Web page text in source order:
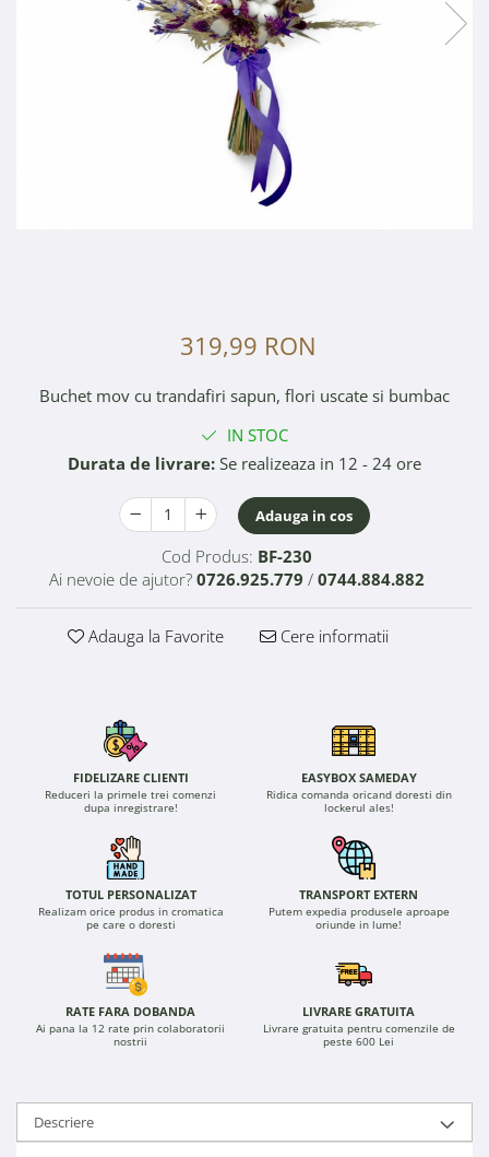
319,99 RON
Buchet mov cu trandafiri sapun, flori uscate si bumbac
IN STOC
Durata de livrare: Se realizeaza in 12 - 24 ore
Adauga in cos
Cod Produs: BF-230
Ai nevoie de ajutor? 0726.925.779 / 0744.884.882
Adauga la Favorite Cere informatii
FIDELIZARE CLIENTI
Reduceri la primele trei comenzi
dupa inregistrare!
EASYBOX SAMEDAY
Ridica comanda oricand doresti din
lockerul ales!
TOTUL PERSONALIZAT
Realizam orice produs in cromatica
pe care o doresti
TRANSPORT EXTERN
Putem expedia produsele aproape
oriunde in lume!
RATE FARA DOBANDA
Ai pana la 12 rate prin colaboratorii
nostrii
LIVRARE GRATUITA
Livrare gratuita pentru comenzile de
peste 600 Lei
Descriere